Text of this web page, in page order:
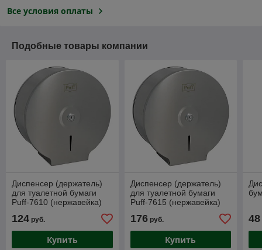
Все условия оплаты
Подобные товары компании
Диспенсер (держатель)
для туалетной бумаги
Puff-7610 (нержавейка)
124 руб.
Купить
Диспенсер (держатель)
для туалетной бумаги
Puff-7615 (нержавейка)
176руб.
Купить
48